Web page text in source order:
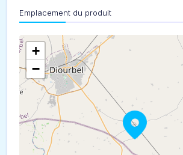
Emplacement du produit
+
−